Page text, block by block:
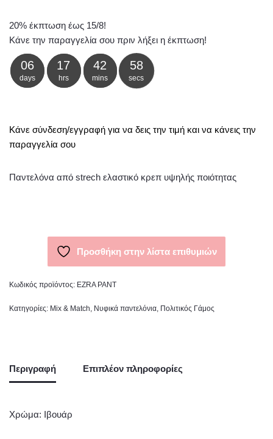
20% έκπτωση έως 15/8!
Κάνε την παραγγελία σου πριν λήξει η έκπτωση!
06
days
17
hrs
42
mins
58
secs
Κάνε σύνδεση/εγγραφή για να δεις την τιμή και να κάνεις την
παραγγελία σου
Παντελόνα από strech ελαστικό κρεπ υψηλής ποιότητας
Προσθήκη στην λίστα επιθυμιών
Κωδικός προϊόντος: EZRA PANT
Κατηγορίες: Mix & Match Νυφικά παντελόνια Πολιτικός Γάμος
Περιγραφή Επιπλέον πληροφορίες
Χρώμα: Ιβουάρ